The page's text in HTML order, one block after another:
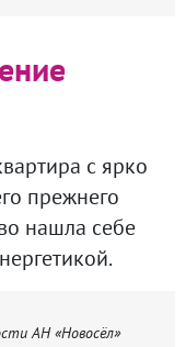
с ярко
прежнего
нашла себе
АН «Новосёл»